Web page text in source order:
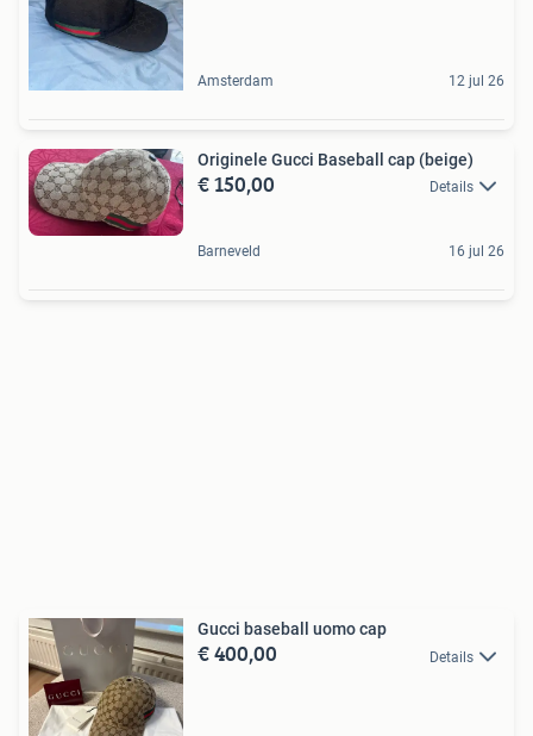
Amsterdam 12 jul 26
Originele Gucci Baseball cap (beige)
€ 150,00 Details
Barneveld 16 jul 26
Gucci baseball uomo cap
€ 400,00 Details